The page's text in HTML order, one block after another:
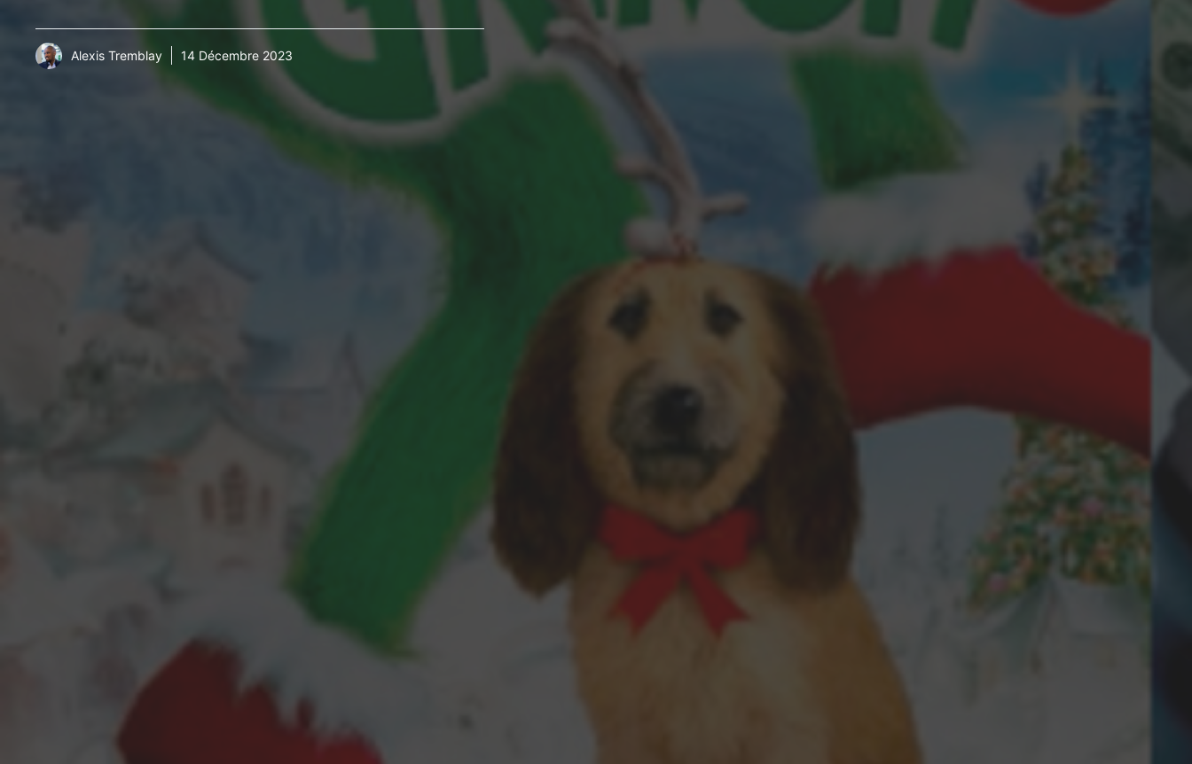
Alexis Tremblay 14 Décembre 2023